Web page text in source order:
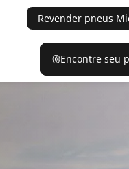
Revender pneus
Encontre seu